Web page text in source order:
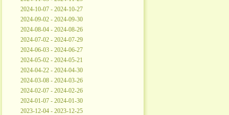
2024-10-07 - 2024-10-27
2024-09-02 - 2024-09-30
2024-08-04 - 2024-08-26
2024-07-02 - 2024-07-29
2024-06-03 - 2024-06-27
2024-05-02 - 2024-05-21
2024-04-22 - 2024-04-30
2024-03-08 - 2024-03-26
2024-02-07 - 2024-02-26
2024-01-07 - 2024-01-30
2023-12-04 - 2023-12-25